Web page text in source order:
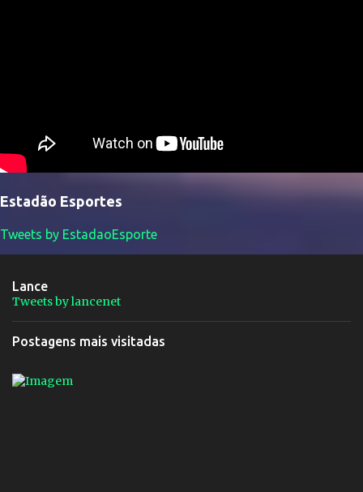
Estadão Esportes
Tweets by EstadaoEsporte
Lance
Tweets by lancenet
Postagens mais visitadas